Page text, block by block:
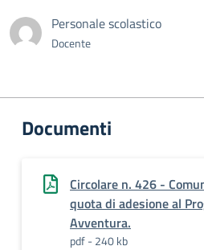
Personale scolastico
Docente
Documenti
Circolare n. 426 -
quota di adesione al
Avventura.
pdf - 240 kb